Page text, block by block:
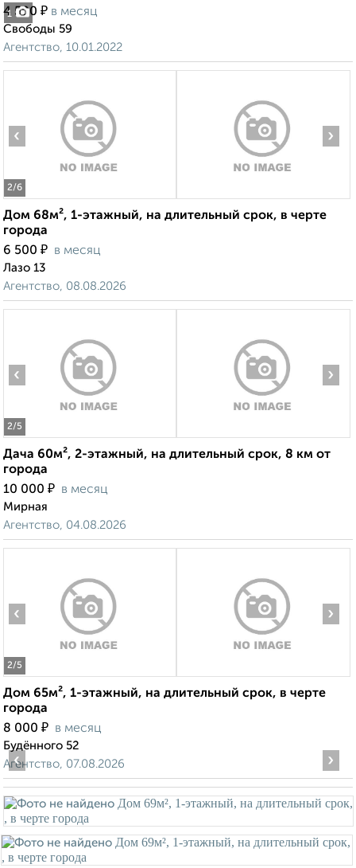
1
4 500 ₽ в месяц
Свободы 59
Агентство, 10.01.2022
2/6
‹ ›
Дом 68м², 1-этажный, на длительный срок, в черте
города
6 500 ₽ в месяц
Лазо 13
Агентство, 08.08.2026
2/5
‹ ›
Дача 60м², 2-этажный, на длительный срок, 8 км от
города
10 000 ₽ в месяц
Мирная
Агентство, 04.08.2026
2/5
‹ ›
Дом 65м², 1-этажный, на длительный срок, в черте
города
8 000 ₽ в месяц
Будённого 52
Агентство, 07.08.2026
‹ ›